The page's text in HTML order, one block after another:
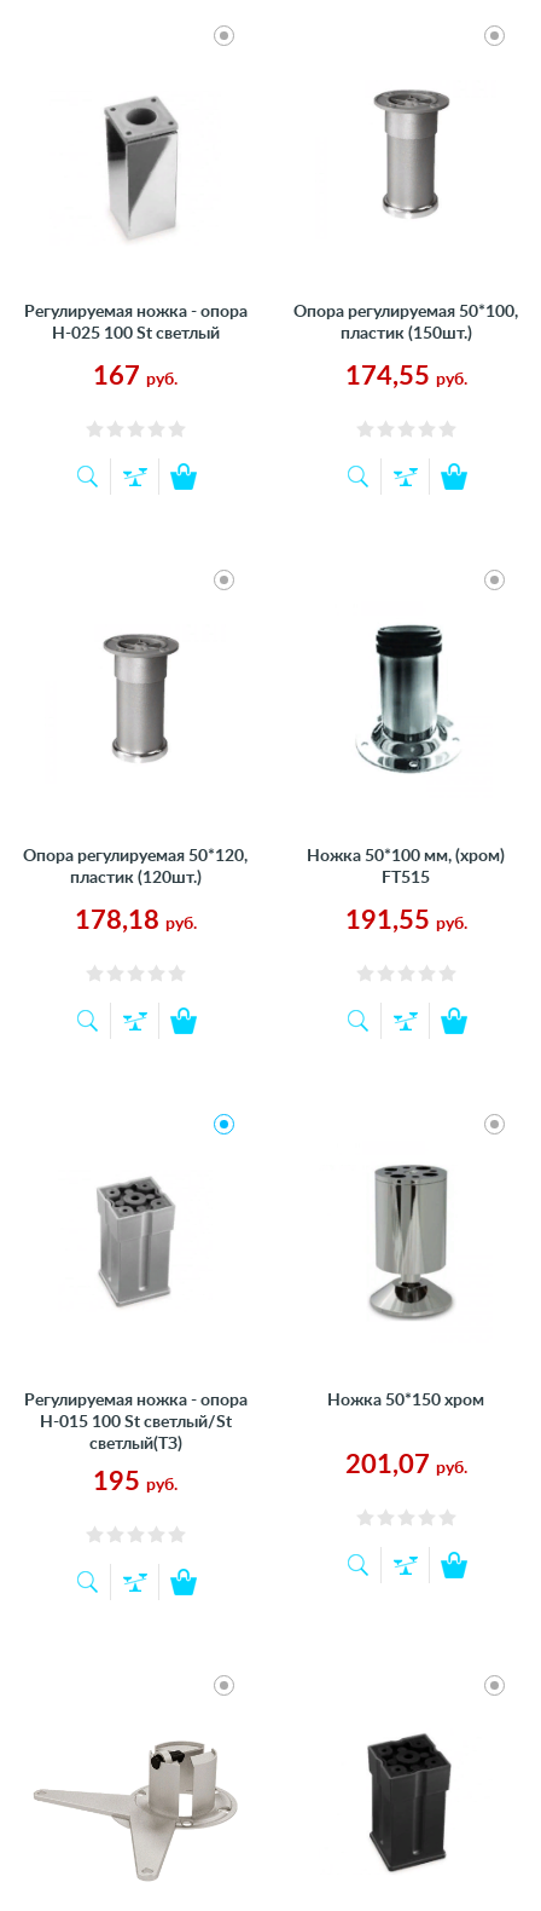
Регулируемая ножка - опора
Н-025 100 St светлый
167 руб.
Опора регулируемая 50*100,
пластик (150шт.)
174,55 руб.
Опора регулируемая 50*120,
пластик (120шт.)
178,18 руб.
Ножка 50*100 мм, (хром)
FT515
191,55 руб.
Регулируемая ножка - опора
Н-015 100 St светлый/St
светлый(ТЗ)
195 руб.
Ножка 50*150 хром
201,07 руб.